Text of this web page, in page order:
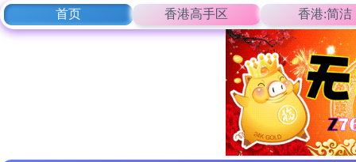
首页 香港高手区 香港:简洁